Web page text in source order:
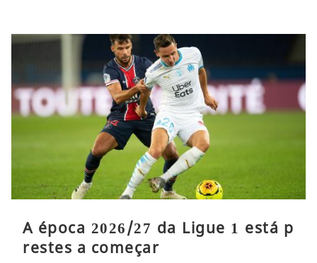
A época 2026/27 da Ligue 1 está p
restes a começar